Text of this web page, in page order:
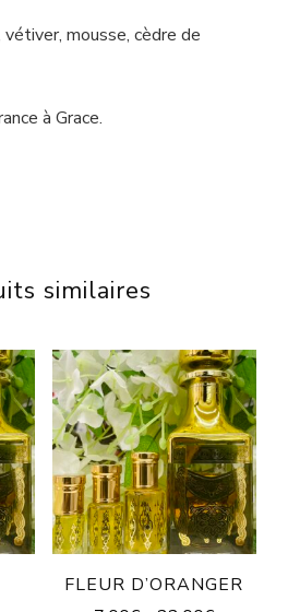
mousse, cèdre de
à Grace.
similaires
FLEUR D’ORANGER